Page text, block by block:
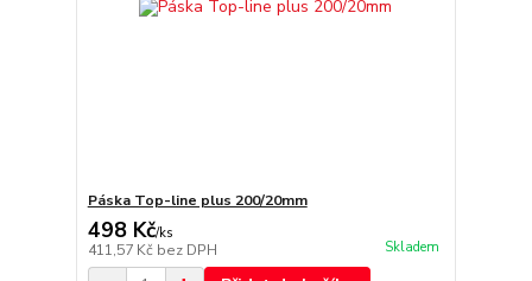
Páska Top-line plus 200/20mm
498 Kč/ks
411,57 Kč bez DPH Skladem